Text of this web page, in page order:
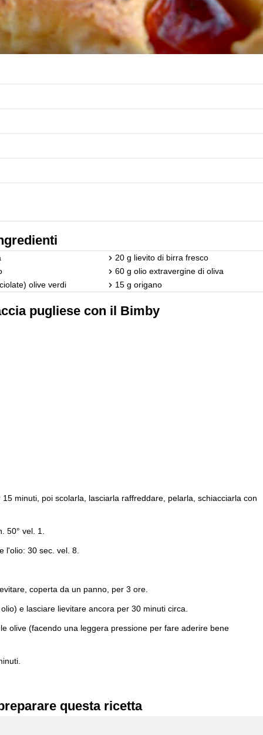
20 g lievito di birra fresco
60 g olio extravergine di oliva
olive verdi
15 g origano
pugliese con il Bimby
minuti, poi scolarla, lasciarla raffreddare, pelarla, schiacciarla con
50° vel. 1.
l'olio: 30 sec. vel. 8.
coperta da un panno, per 3 ore.
e lasciare lievitare ancora per 30 minuti circa.
olive (facendo una leggera pressione per fare aderire bene
questa ricetta